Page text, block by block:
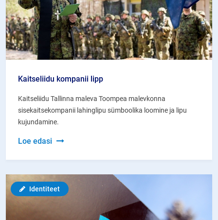
Kaitseliidu kompanii lipp
Kaitseliidu Tallinna maleva Toompea malevkonna
sisekaitsekompanii lahinglipu sümboolika loomine ja lipu
kujundamine.
Loe edasi
Kaitseliidu
Identiteet